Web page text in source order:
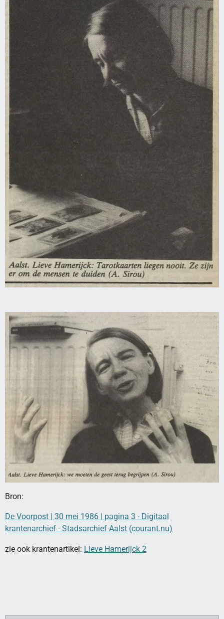
Bron:
De Voorpost | 30 mei 1986 | pagina 3 - Digitaal
krantenarchief - Stadsarchief Aalst (courant.nu)
zie ook krantenartikel: Lieve Hamerijck 2